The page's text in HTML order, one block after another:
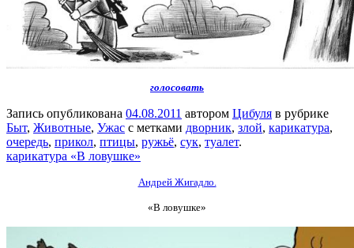
голосовать
Запись опубликована 04.08.2011 автором Цибуля в рубрике
Быт, Животные, Ужас с метками дворник, злой, карикатура,
очередь, прикол, птицы, ружьё, сук, туалет.
карикатура «В ловушке»
Андрей Жигадло.
«В ловушке»